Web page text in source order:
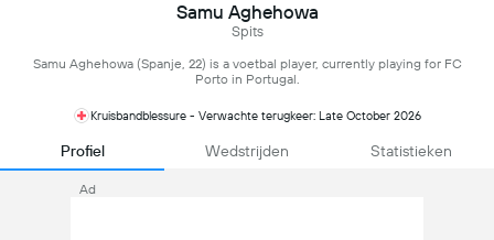
Samu Aghehowa
Spits
Samu Aghehowa (Spanje, 22) is a voetbal player, currently playing for FC
Porto in Portugal.
Kruisbandblessure - Verwachte terugkeer: Late October 2026
Profiel Wedstrijden Statistieken
Ad